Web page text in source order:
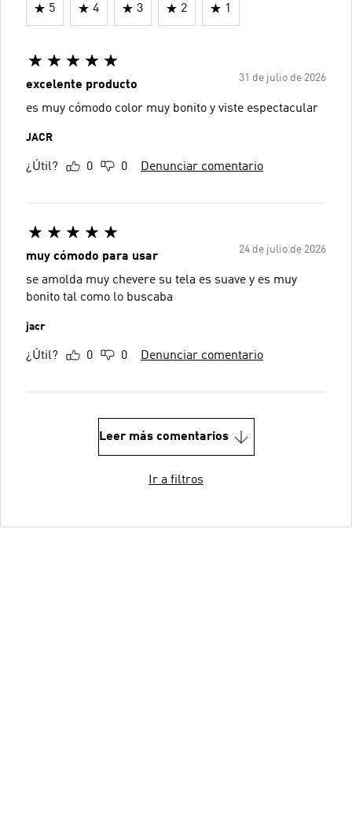
5 4 3 2 1
31 de julio de 2026
excelente producto
es muy cómodo color muy bonito y viste espectacular
JACR
¿Útil? 0 0 Denunciar comentario
24 de julio de 2026
muy cómodo para usar
se amolda muy chevere su tela es suave y es muy
bonito tal como lo buscaba
jacr
¿Útil? 0 0 Denunciar comentario
Leer más comentarios
Ir a filtros